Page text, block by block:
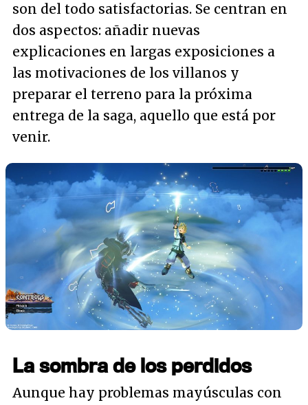
son del todo satisfactorias. Se centran en
dos aspectos: añadir nuevas
explicaciones en largas exposiciones a
las motivaciones de los villanos y
preparar el terreno para la próxima
entrega de la saga, aquello que está por
venir.
La sombra de los perdidos
Aunque hay problemas mayúsculas con